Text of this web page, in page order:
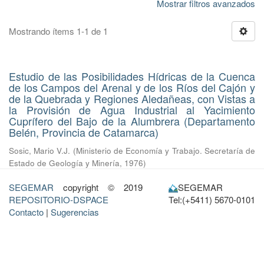
Mostrar filtros avanzados
Mostrando ítems 1-1 de 1
Estudio de las Posibilidades Hídricas de la Cuenca
de los Campos del Arenal y de los Ríos del Cajón y
de la Quebrada y Regiones Aledañeas, con Vistas a
la Provisión de Agua Industrial al Yacimiento
Cuprífero del Bajo de la Alumbrera (Departamento
Belén, Provincia de Catamarca)
Sosic, Mario V.J. (Ministerio de Economía y Trabajo. Secretaría de
Estado de Geología y Minería, 1976)
SEGEMAR copyright © 2019
REPOSITORIO-DSPACE
Contacto | Sugerencias
SEGEMAR
Tel:(+5411) 5670-0101